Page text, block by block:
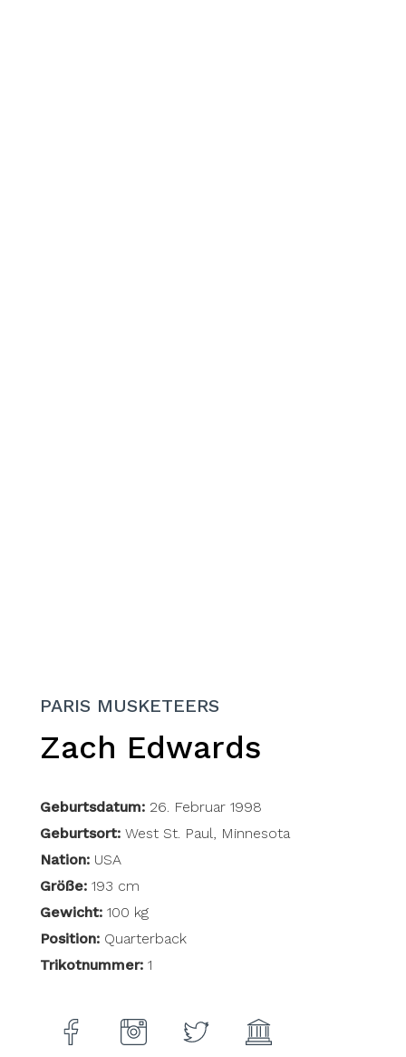
PARIS MUSKETEERS
Zach Edwards
Geburtsdatum:26. Februar 1998
Geburtsort:West St. Paul, Minnesota
Nation: USA
Größe:193 cm
Gewicht:100 kg
Position:Quarterback
Trikotnummer:1